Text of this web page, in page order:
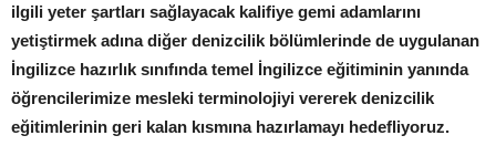
ilgili yeter şartları sağlayacak kalifiye gemi adamlarını
yetiştirmek adına diğer denizcilik bölümlerinde de uygulanan
İngilizce hazırlık sınıfında temel İngilizce eğitiminin yanında
öğrencilerimize mesleki terminolojiyi vererek denizcilik
eğitimlerinin geri kalan kısmına hazırlamayı hedefliyoruz.